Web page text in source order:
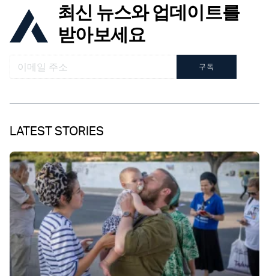
최신 뉴스와 업데이트를
받아보세요
구독
LATEST STORIES